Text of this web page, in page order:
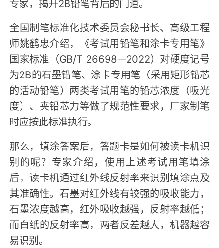
全国制笔标准化技术委员会秘书长、高级工程
师姚鹤忠介绍，《考试用铅笔和涂卡专用笔》
国家标准（GB/T 26698—2022）对硬度记号
为2B的石墨铅笔、涂卡专用笔（采用矩形铅芯
的活动铅笔）两类考试用笔的铅芯浓度（吸光
度）、夹铅芯力等做了规范性要求，厂家制笔
时应按此标准执行。
那么，填涂答案后，答题卡是如何被读卡机识
别的呢？专家介绍，使用上述考试用笔填涂
后，读卡机通过红外线反射率来识别填涂点及
其准确性。石墨对红外线有较强的吸收能力，
石墨浓度越高，红外吸收越强，反射率越低；
而白纸的反射率高，两者反差越大，机器越容
易识别。